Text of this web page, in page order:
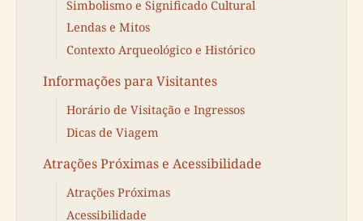
Simbolismo e Significado Cultural
Lendas e Mitos
Contexto Arqueológico e Histórico
Informações para Visitantes
Horário de Visitação e Ingressos
Dicas de Viagem
Atrações Próximas e Acessibilidade
Atrações Próximas
Acessibilidade